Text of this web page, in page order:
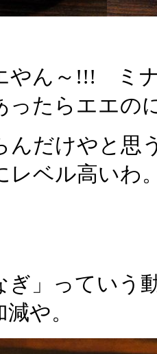
ん～!!! ミナ
ったらエエの
んだけやと思
レベル高いわ
」っていう
や。